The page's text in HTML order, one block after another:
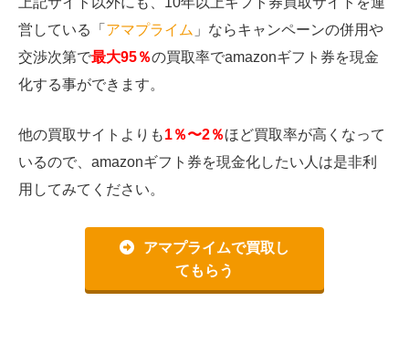
営している「 アマプライム 」ならキャンペーンの併用や
交渉次第で最大95％の買取率でamazonギフト券を現金
化する事ができます。
他の買取サイトよりも1％〜2％ほど買取率が高くなって
いるので、amazonギフト券を現金化したい人は是非利
用してみてください。
アマプライムで買取し
てもらう